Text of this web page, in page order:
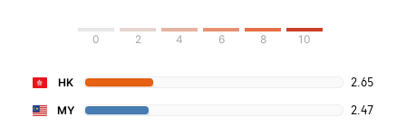
0 2 4 6 8 10
HK 2.65
MY 2.47